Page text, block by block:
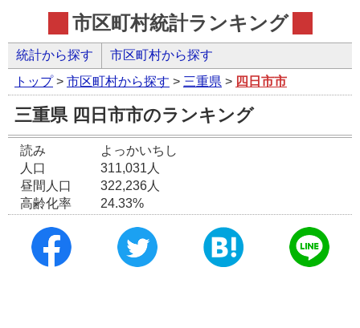
市区町村統計ランキング
統計から探す 市区町村から探す
トップ> 市区町村から探す > 三重県 > 四日市市
三重県 四日市市のランキング
読み
よっかいちし
人口
311,031人
昼間人口
322,236人
高齢化率
24.33%